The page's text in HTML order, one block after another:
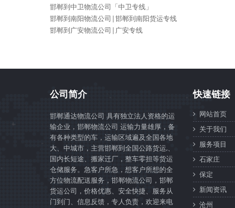
邯郸到中卫物流公司「中卫专线」
邯郸到南阳物流公司|邯郸到南阳货运专线
邯郸到广安物流公司|广安专线
公司简介
邯郸通达物流公司 具有独立法人资格的运
输企业，邯郸物流公司 运输力量雄厚，备
有各种类型的车，运输区域遍及全国各地
大、中城市，主营邯郸到全国公路货运,、
国内长短途、搬家迁厂，整车零担等货运
仓储服务。急客户所急，想客户所想的全
方位物流配送服务，邯郸物流公司，邯郸
货运公司，价格优惠、安全快捷、服务从
门到门、信息反馈，专人负责，欢迎来电
快速链接
网站首页
关于我们
服务项目
石家庄
保定
新闻资讯
沧州